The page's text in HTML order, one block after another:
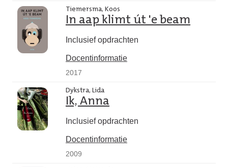
Tiemersma, Koos
In aap klimt út 'e beam
Inclusief opdrachten
Docentinformatie
2017
Dykstra, Lida
Ik, Anna
Inclusief opdrachten
Docentinformatie
2009